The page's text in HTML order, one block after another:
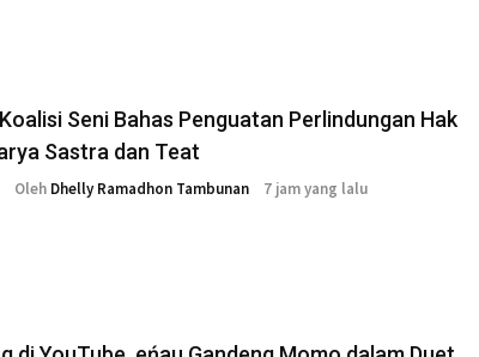
Seni Bahas Penguatan Perlindungan Hak
Sastra dan Teat
Oleh Dhelly Ramadhon Tambunan 7 jam yang lalu